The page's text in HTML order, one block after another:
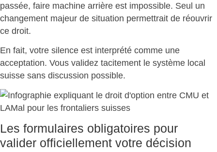
passée, faire machine arrière est impossible. Seul un
changement majeur de situation permettrait de réouvrir
ce droit.
En fait, votre silence est interprété comme une
acceptation. Vous validez tacitement le système local
suisse sans discussion possible.
Les formulaires obligatoires pour
valider officiellement votre décision